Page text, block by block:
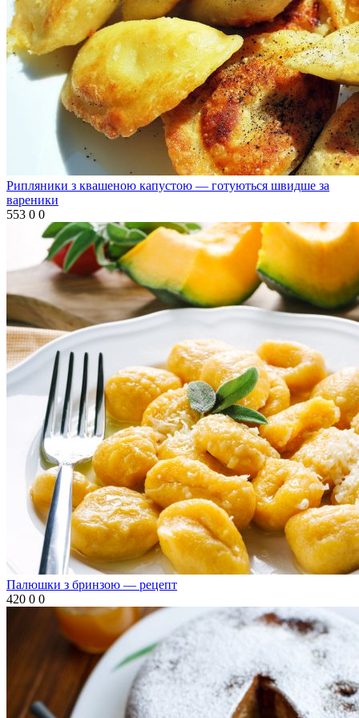
Рипляники з квашеною капустою — готуються швидше за
вареники
553 0 0
Палюшки з бринзою — рецепт
420 0 0